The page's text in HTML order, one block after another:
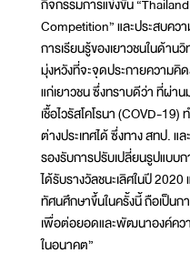
กิจกรรมการแข่งขัน
Competition” และประสบคว
การเรียนรู้ของเยาวชนในด้าน
มุ่งหวังที่จะจุดประกายความคิ
แก่เยาวชน ซึ่งทราบดีว่า ที่ผ่า
เชื้อไวรัสโคโรนา (COVD-19)
ต่างประเทศได้ ซึ่งทาง สทป.
รองรับการปรับเปลี่ยนรูปแบบ
ได้รับรางวัลชนะเลิศในปี
ทัศนศึกษาขึ้นในครั้งนี้ ถือเป็น
เพื่อต่อยอดและพัฒนาองค์คว
ในอนาคต”